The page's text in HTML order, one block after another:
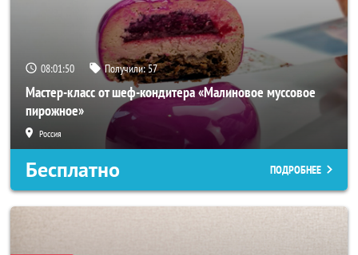
08:01:48 Получили:57
Мастер-класс от шеф-кондитера «Малиновое муссовое
пирожное»
Россия
Бесплатно ПОДРОБНЕЕ